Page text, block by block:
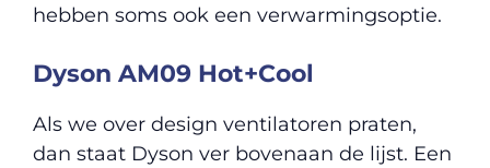
hebben soms ook een verwarmingsoptie.
Dyson AM09 Hot+Cool
Als we over design ventilatoren praten,
dan staat Dyson ver bovenaan de lijst. Een